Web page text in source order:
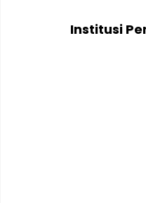
Institusi